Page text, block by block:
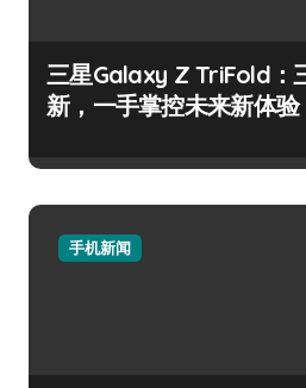
三星Galaxy Z TriFold：
新，一手掌控未来新体验
手机新闻